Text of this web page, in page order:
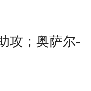
攻；奥萨尔-